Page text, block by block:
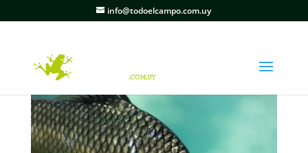
info@todoelcampo.com.uy